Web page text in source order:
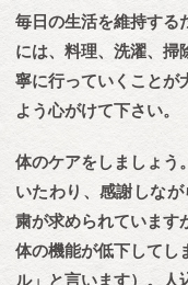
毎日の生活を維持する
には、料理、洗濯、掃
寧に行っていくことが
よう心がけて下さい。
体のケアをしましょう
いたわり、感謝しな
粛が求められています
体の機能が低下してし
ル」と言います）。人